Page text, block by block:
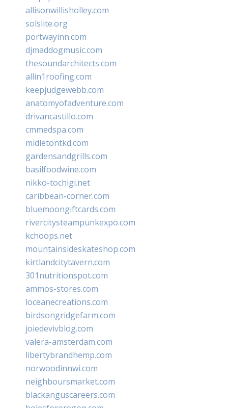
allisonwillisholley.com
solslite.org
portwayinn.com
djmaddogmusic.com
thesoundarchitects.com
allin1roofing.com
keepjudgewebb.com
anatomyofadventure.com
drivancastillo.com
cmmedspa.com
midletontkd.com
gardensandgrills.com
basilfoodwine.com
nikko-tochigi.net
caribbean-corner.com
bluemoongiftcards.com
rivercitysteampunkexpo.com
kchoops.net
mountainsideskateshop.com
kirtlandcitytavern.com
301nutritionspot.com
ammos-stores.com
loceanecreations.com
birdsongridgefarm.com
joiedevivblog.com
valera-amsterdam.com
libertybrandhemp.com
norwoodinnwi.com
neighboursmarket.com
blackanguscareers.com